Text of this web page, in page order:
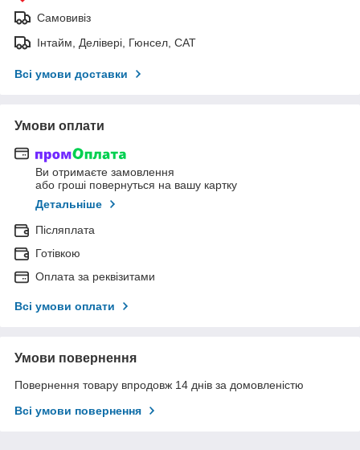
Самовивіз
Інтайм, Делівері, Гюнсел, САТ
Всі умови доставки
Умови оплати
Ви отримаєте замовлення
або гроші повернуться на вашу картку
Детальніше
Післяплата
Готівкою
Оплата за реквізитами
Всі умови оплати
Умови повернення
Повернення товару впродовж 14 днів за домовленістю
Всі умови повернення